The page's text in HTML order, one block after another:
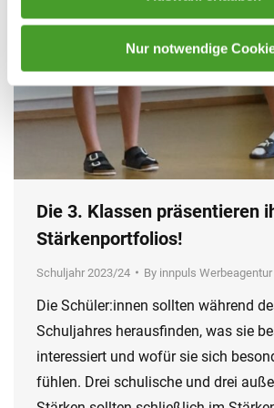
Nur notwendige
Die 3. Klassen präsentieren
Stärkenportfolios!
Schuljahr 2023/24 By innpuls Werbeagentur
Die Schüler:innen sollten während
Schuljahres herausfinden, was sie
interessiert und wofür sie sich
fühlen. Drei schulische und drei